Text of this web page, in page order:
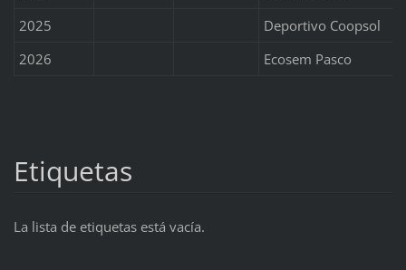
2025
Deportivo Coopsol
2026
Ecosem Pasco
Etiquetas
La lista de etiquetas está vacía.